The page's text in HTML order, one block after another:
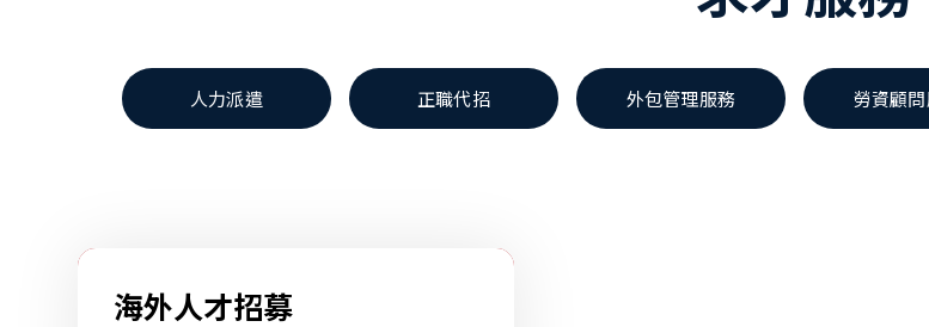
人力派遣 正職代招 外包管理服務 勞資顧
海外人才招募